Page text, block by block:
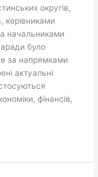
округів,
керівниками
начальниками
було
за напрямками
актуальні
фінансів,